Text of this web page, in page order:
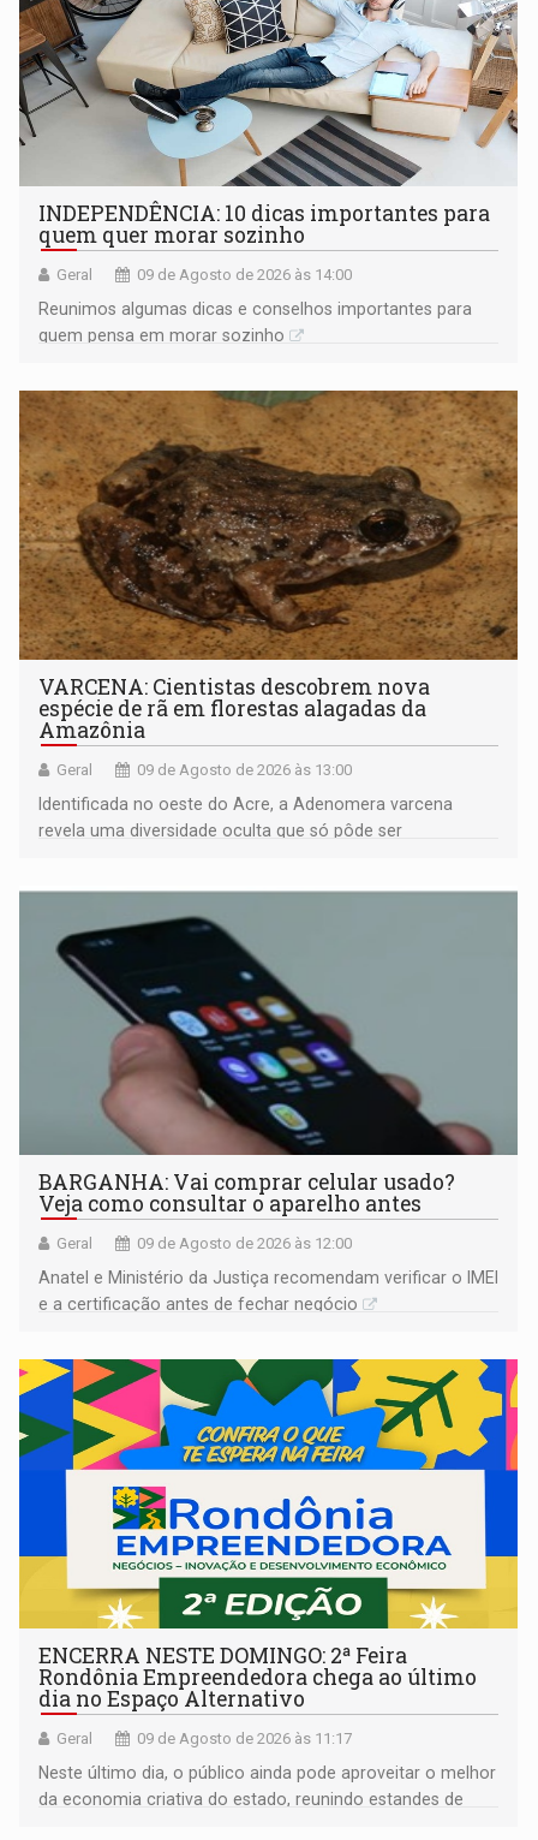
INDEPENDÊNCIA: 10 dicas importantes para
quem quer morar sozinho
Geral 09 de Agosto de 2026 às 14:00
Reunimos algumas dicas e conselhos importantes para
quem pensa em morar sozinho
VARCENA: Cientistas descobrem nova
espécie de rã em florestas alagadas da
Amazônia
Geral 09 de Agosto de 2026 às 13:00
Identificada no oeste do Acre, a Adenomera varcena
revela uma diversidade oculta que só pôde ser
BARGANHA: Vai comprar celular usado?
Veja como consultar o aparelho antes
Geral 09 de Agosto de 2026 às 12:00
Anatel e Ministério da Justiça recomendam verificar o IMEI
e a certificação antes de fechar negócio
ENCERRA NESTE DOMINGO: 2ª Feira
Rondônia Empreendedora chega ao último
dia no Espaço Alternativo
Geral 09 de Agosto de 2026 às 11:17
Neste último dia, o público ainda pode aproveitar o melhor
da economia criativa do estado, reunindo estandes de